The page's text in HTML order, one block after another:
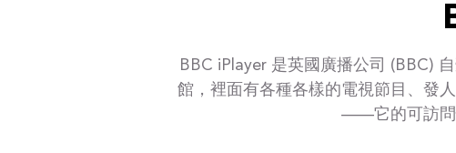
BBC iPlayer 是英國廣播公司 (BBC)
館，裡面有各種各樣的電視節目、發
——它的可訪問